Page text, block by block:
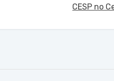
CESP no